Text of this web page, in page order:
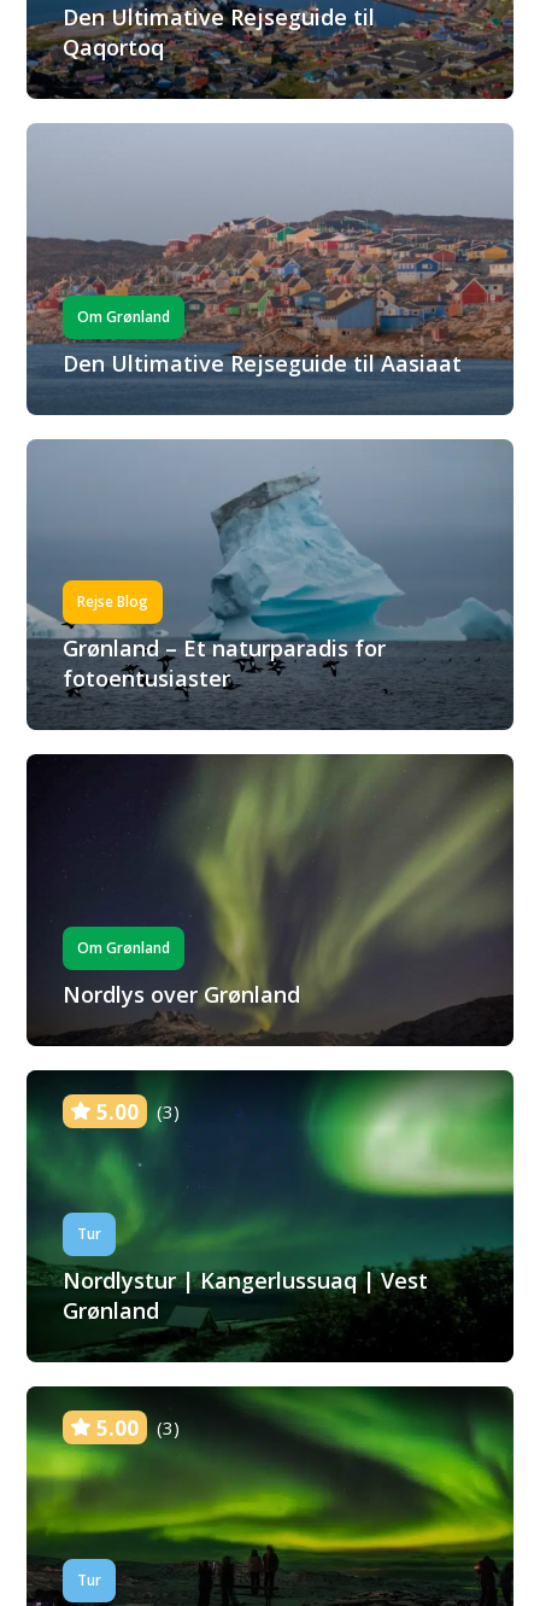
Den Ultimative Rejseguide til
Qaqortoq
Om Grønland
Den Ultimative Rejseguide til Aasiaat
Rejse Blog
Grønland – Et naturparadis for
fotoentusiaster
Om Grønland
Nordlys over Grønland
5.00 (3)
Tur
Nordlystur | Kangerlussuaq | Vest
Grønland
5.00 (3)
Tur